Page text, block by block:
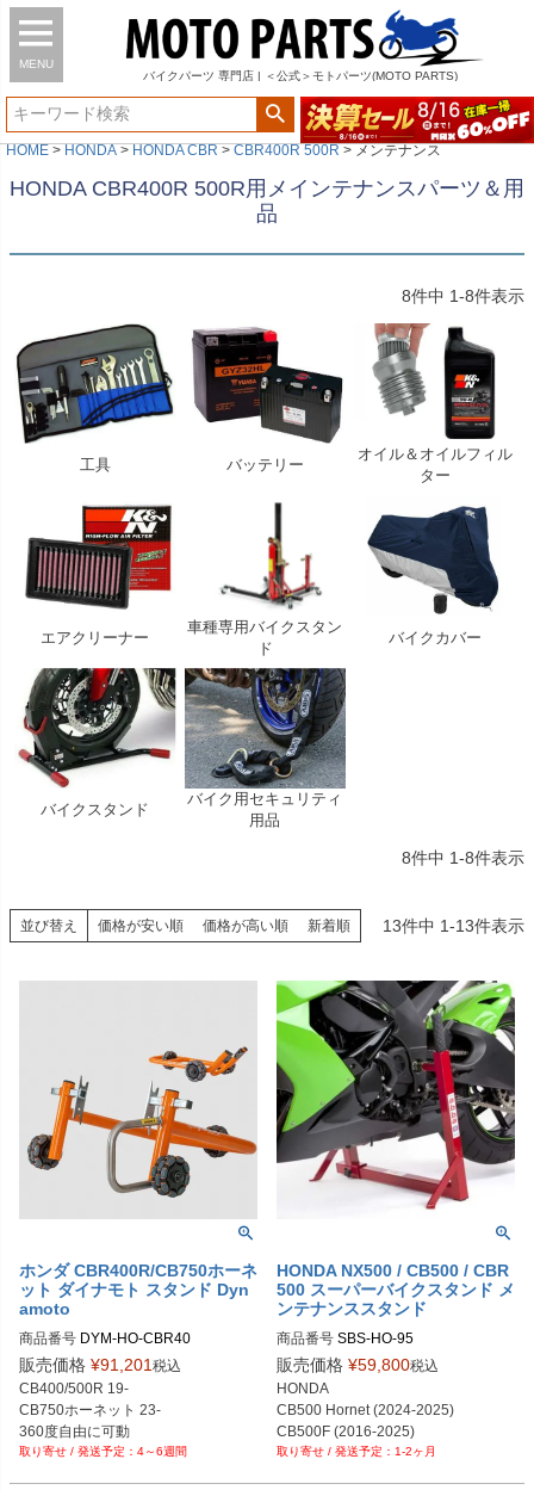
MENU
バイク パーツ 専門店 | ＜公式＞モトパーツ(MOTO PARTS)
HOME HONDA HONDA CBR CBR400R 500R メンテナンス
HONDA CBR400R 500R用メインテナンスパーツ＆用
品
8件中 1-8件表示
工具 バッテリー
オイル＆オイルフィル
ター
エアクリーナー
車種専用バイクスタン
ド
バイクカバー
バイクスタンド
バイク用セキュリティ
用品
8件中 1-8件表示
並び替え 価格が安い順 価格が高い順 新着順 13件中 1-13件表示
ホンダ CBR400R/CB750ホーネ
ット ダイナモト スタンド Dyn
amoto
商品番号 DYM-HO-CBR40
販売価格 ¥91,201税込
CB400/500R 19-
CB750ホーネット 23-
4～6週間
HONDA NX500 / CB500 / CBR
500 スーパーバイクスタンド メ
ンテナンススタンド
商品番号 SBS-HO-95
販売価格 ¥59,800税込
HONDA
CB500 Hornet (2024-2025)
CB500F (2016-2025)
CB500X (2019-2023) 1-2ヶ月